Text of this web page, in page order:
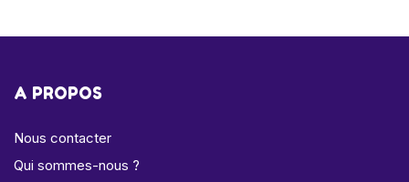
A PROPOS
Nous contacter
Qui sommes-nous ?